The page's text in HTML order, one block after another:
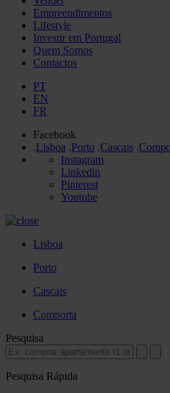
Empreendimentos
Lifestyle
Investir em Portugal
Quem Somos
Contactos
PT
EN
FR
Facebook
.Lisboa .Porto .Cascais .
Instagram
Linkedin
Pinterest
Youtube
Lisboa
Porto
Cascais
Comporta
Pesquisa
Pesquisa Rápida